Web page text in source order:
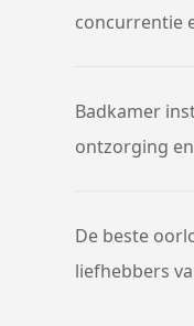
concurrentie
Badkamer
ontzorging
De beste
liefhebbers